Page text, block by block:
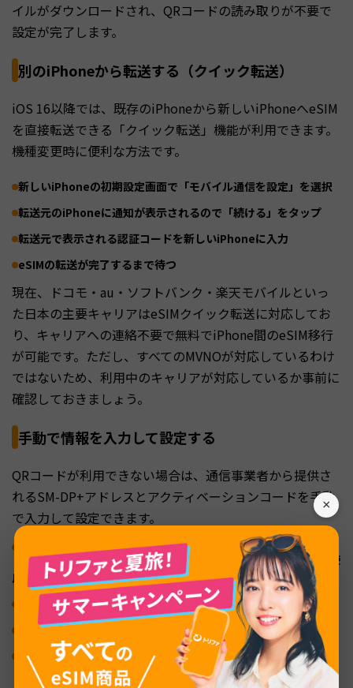
×
イルがダウンロードされ、QRコードの読み取りが不要で
設定が完了します。
別のiPhoneから転送する（クイック転送）
iOS 16以降では、既存のiPhoneから新しいiPhoneへeSIM
を直接転送できる「クイック転送」機能が利用できます。
機種変更時に便利な方法です。
新しいiPhoneの初期設定画面で「モバイル通信を設定」を選択
転送元のiPhoneに通知が表示されるので「続ける」をタップ
転送元で表示される認証コードを新しいiPhoneに入力
eSIMの転送が完了するまで待つ
現在、ドコモ・au・ソフトバンク・楽天モバイルといっ
た日本の主要キャリアはeSIMクイック転送に対応してお
り、キャリアへの連絡不要で無料でiPhone間のeSIM移行
が可能です。ただし、すべてのMVNOが対応しているわけ
ではないため、利用中のキャリアが対応しているか事前に
確認しておきましょう。
手動で情報を入力して設定する
QRコードが利用できない場合は、通信事業者から提供さ
れるSM-DP+アドレスとアクティベーションコードを手動
で入力して設定できます。
「設定」→「モバイル通信」→「eSIMを追加」→「QRコードを使
用」
画面下部の「詳細情報を手動で入力」をタップ
SM-DP+アドレスとアクティベーションコードを入力
「次へ」をタップして設定を完了
この方法は、QRコードの画面が表示できないときやメー